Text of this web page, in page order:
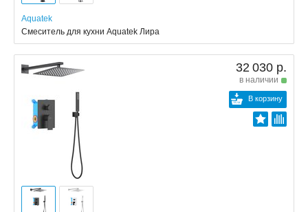
Aquatek
Смеситель для кухни Aquatek Лира
32 030 р.
в наличии
В корзину